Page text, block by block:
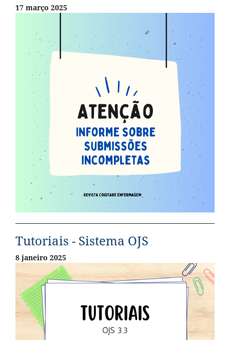
17 março 2025
Tutoriais - Sistema OJS
8 janeiro 2025